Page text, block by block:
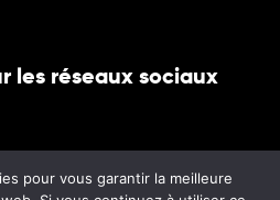
les réseaux sociaux
pour vous garantir la meilleure